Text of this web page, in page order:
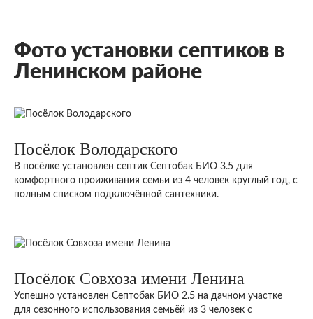
Фото установки септиков в
Ленинском районе
Посёлок Володарского
В посёлке установлен септик Септобак БИО 3.5 для
комфортного проиживания семьи из 4 человек круглый год, с
полным списком подключённой сантехники.
Посёлок Совхоза имени Ленина
Успешно установлен Септобак БИО 2.5 на дачном участке
для сезонного использования семьёй из 3 человек с